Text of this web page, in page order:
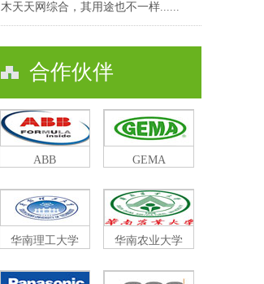
木天天网综合，其用途也不一样......
合作伙伴
ABB GEMA
华南理工大学 华南农业大学